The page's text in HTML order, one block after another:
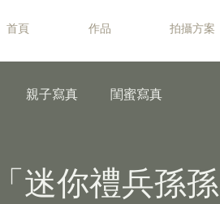
首頁 作品 拍攝方案
親子寫真 閨蜜寫真
迷你禮兵孫